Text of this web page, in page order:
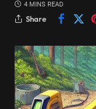
4 MINS READ
Share